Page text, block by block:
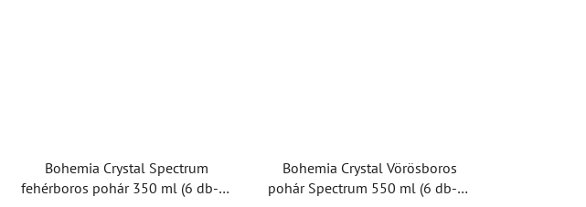
Bohemia Crystal Spectrum
fehérboros pohár 350 ml (6 db-os
Bohemia Crystal Vörösboros
pohár Spectrum 550 ml (6 db-os